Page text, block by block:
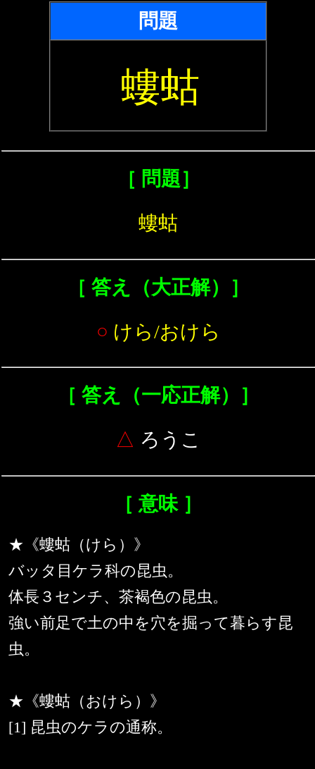
問題
螻蛄
［ 問題］
螻蛄
［ 答え（大正解）］
○ けら/おけら
［ 答え（一応正解）］
△ ろうこ
［ 意味 ］
★《螻蛄（けら）》
バッタ目ケラ科の昆虫。
体長３センチ、茶褐色の昆虫。
強い前足で土の中を穴を掘って暮らす昆
虫。
★《螻蛄（おけら）》
[1] 昆虫のケラの通称。